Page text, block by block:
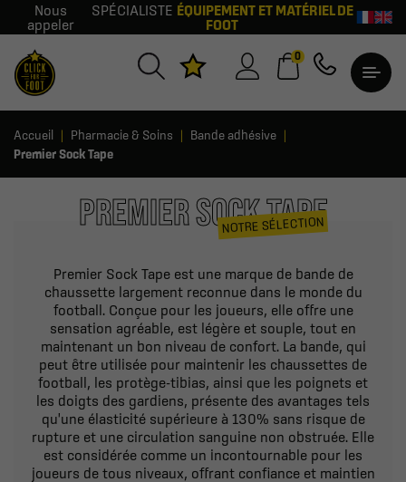
Nous
appeler
SPÉCIALISTE ÉQUIPEMENT ET MATÉRIEL DE
FOOT
0
Accueil Pharmacie & Soins
Bande adhésive
Premier Sock Tape
PREMIER SOCK TAPE
NOTRE SÉLECTION
Premier Sock Tape est une marque de bande de
chaussette largement reconnue dans le monde du
football. Conçue pour les joueurs, elle offre une
sensation agréable, est légère et souple, tout en
maintenant un bon niveau de confort. La bande, qui
peut être utilisée pour maintenir les chaussettes de
football, les protège-tibias, ainsi que les poignets et
les doigts des gardiens, présente des avantages tels
qu'une élasticité supérieure à 130% sans risque de
rupture et une circulation sanguine non obstruée. Elle
est considérée comme un incontournable pour les
joueurs de tous niveaux, offrant confiance et maintien